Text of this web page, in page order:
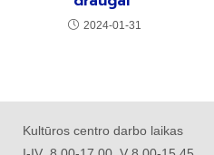
2024-01-31
Kultūros centro darbo laikas